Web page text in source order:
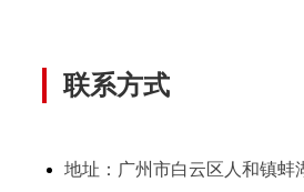
联系方式
地址：广州市白云区人和镇蚌